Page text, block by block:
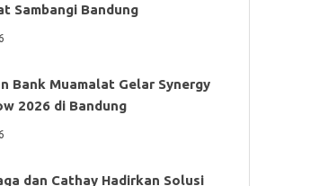
Sambangi Bandung
Bank Muamalat Gelar Synergy
2026 di Bandung
dan Cathay Hadirkan Solusi